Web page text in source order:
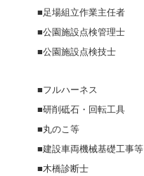
■足場組立作業主任者
■公園施設点検管理士
■公園施設点検技士
■フルハーネス
■研削砥石・回転工具
■丸のこ等
■建設車両機械基礎工事等
■木橋診断士